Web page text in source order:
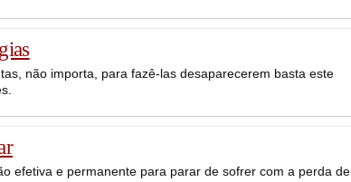
não importa, para fazê-las desaparecerem basta este
efetiva e permanente para parar de sofrer com a perda de